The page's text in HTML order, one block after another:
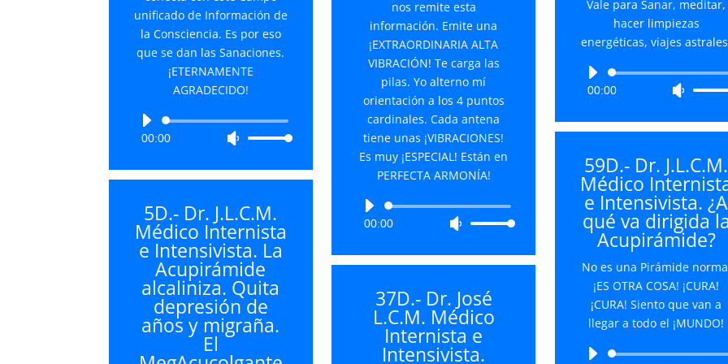
unificado de Información de
la Consciencia. Es por eso
que se dan las Sanaciones.
¡ETERNAMENTE
AGRADECIDO!
Reproductor
00:00
Utiliza
flecha
arriba/abajo
para
aumentar
o
disminuir
el
5D.- Dr. J.L.C.M.
Médico Internista
e Intensivista. La
Acupirámide
alcaliniza. Quita
depresión de
años y migraña.
El
nos remite esta
información. Emite una
¡EXTRAORDINARIA ALTA
VIBRACIÓN! Te carga las
pilas. Yo alterno mí
orientación a los 4 puntos
cardinales. Cada antena
tiene unas ¡VIBRACIONES!
Es muy ¡ESPECIAL! Están en
PERFECTA ARMONÍA!
Reproductor
00:00
Utiliza
flecha
arriba/abajo
para
aumentar
37D.- Dr. José
L.C.M. Médico
Internista e
Intensivista.
Vale para Sanar, meditar,
hacer limpiezas
energéticas, viajes
Reproductor
00:00
Utiliza
flecha
arriba/
para
o
59D.- Dr. J.L.C.M.
Médico
e Intensivista. ¿A
qué va dirigida la
Acupirámide?
No es una Pirámide
¡ES OTRA COSA! ¡CURA!
¡CURA! Siento que van a
llegar a todo el ¡MUNDO!
Reproductor